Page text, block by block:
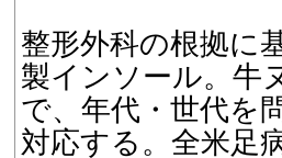
整形外科の根拠に
製インソール。牛
で、年代・世代を
対応する。全米足